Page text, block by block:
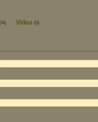
Video (0)